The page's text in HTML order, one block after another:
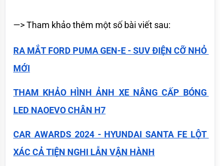
—> Tham khảo thêm một số bài viết sau:
RA MẮT FORD PUMA GEN-E - SUV ĐIỆN CỠ NHỎ
MỚI
THAM KHẢO HÌNH ẢNH XE NÂNG CẤP BÓNG
LED NAOEVO CHÂN H7
CAR AWARDS 2024 - HYUNDAI SANTA FE LỘT
XÁC CẢ TIỆN NGHI LẪN VẬN HÀNH